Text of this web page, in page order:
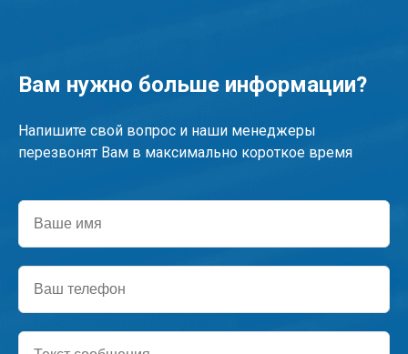
Вам нужно больше информации?
Напишите свой вопрос и наши менеджеры
перезвонят Вам в максимально короткое время
имя
телефон